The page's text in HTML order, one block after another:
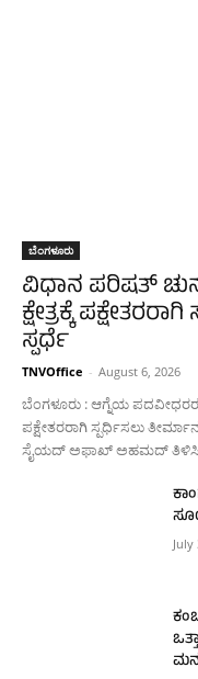
ಬೆಂಗಳೂರು
ವಿಧಾನ ಪರಿಷತ್
ಕ್ಷೇತ್ರಕ್ಕೆ
ಸ್ಪರ್ಧೆ
TNVOffice - August 6, 2026
ಬೆಂಗಳೂರು : ಆಗ್ನೆಯ
ಪಕ್ಷೇತರರಾಗಿ ಸ್ಪರ್ಧಿಸಲು
ಸೈಯದ್ ಅಫಾಖ್ ಅಹಮದ್
July